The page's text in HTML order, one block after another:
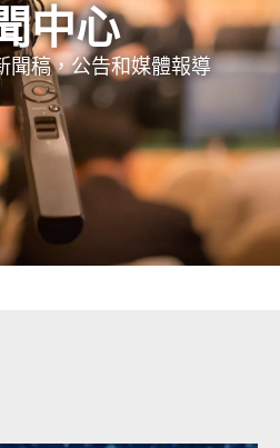
中心
聞稿，公告和媒體報導